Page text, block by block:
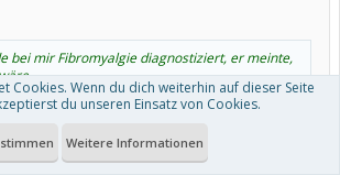
bei mir Fibromyalgie diagnostiziert, er meinte,
Cookies. Wenn du dich weiterhin auf dieser Seite
du unseren Einsatz von Cookies.
Weitere Informationen